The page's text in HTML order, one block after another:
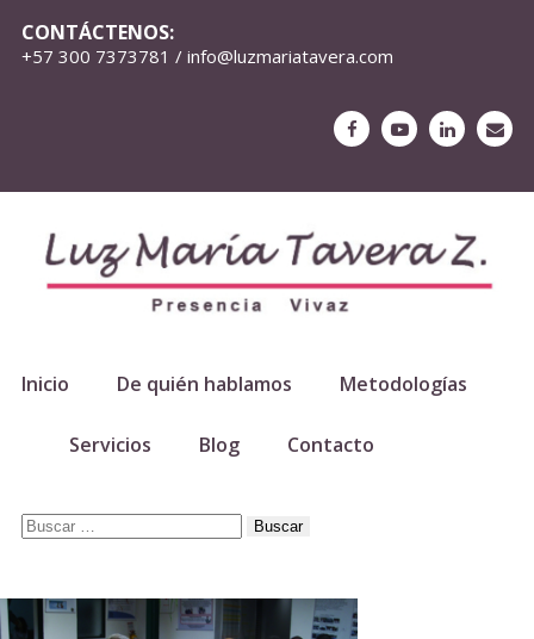
CONTÁCTENOS:
+57 300 7373781 / info@luzmariatavera.com
Inicio De quién hablamos Metodologías
Servicios Blog Contacto
Buscar: